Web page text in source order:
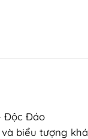
Độc Đáo
biểu tượng